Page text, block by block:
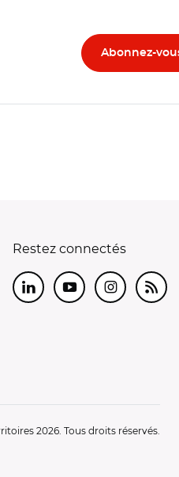
Restez connectés
LinkedInYoutubeInstagram
RSS
2026. Tous droits réservés.